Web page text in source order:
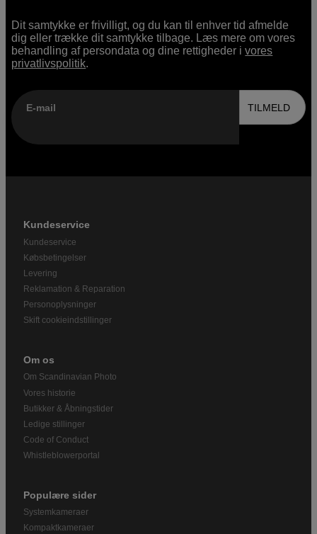
Dit samtykke er frivilligt, og du kan til enhver tid afmelde
dig eller trække dit samtykke tilbage. Læs mere om vores
behandling af persondata og dine rettigheder ivores
privatlivspolitik.
E-mail TILMELD
Kundeservice
Kundeservice
Købsbetingelser
Levering
Reklamation & Reparation
Personoplysninger
Skift cookieindstillinger
Om os
Om Scandinavian Photo
Vores historie
Butikker & Åbningstider
Ledige stillinger
Code of Conduct
Whistleblowerportal
Populære sider
Systemkameraer
Kompaktkameraer